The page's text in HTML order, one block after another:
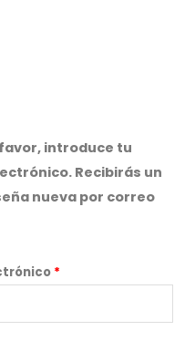
introduce tu
Recibirás un
nueva por correo
*